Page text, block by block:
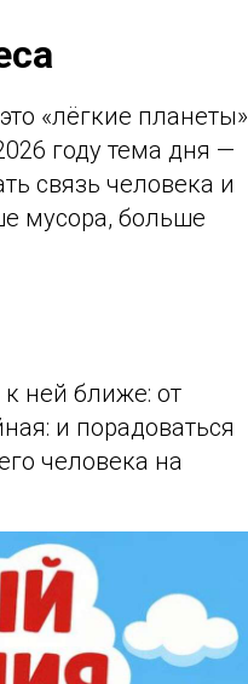
«лёгкие планеты»
году тема дня —
связь человека и
мусора, больше
ней ближе: от
и порадоваться
человека на